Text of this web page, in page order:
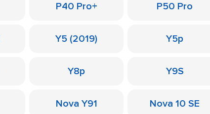
P40 Pro+ P50 Pro
Y5 (2019) Y5p
Y8p Y9S
Nova Y91 Nova 10 SE